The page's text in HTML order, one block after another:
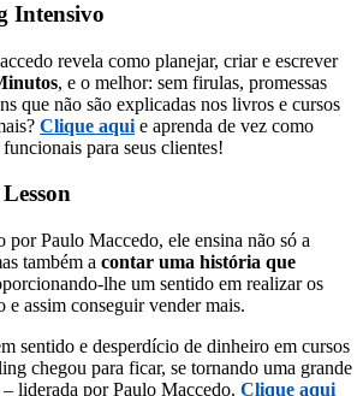
Intensivo
revela como planejar, criar e escrever
, e o melhor: sem firulas, promessas
que não são explicadas nos livros e cursos
Clique aqui e aprenda de vez como
para seus clientes!
por Paulo Maccedo, ele ensina não só a
também a contar uma história que
lhe um sentido em realizar os
e assim conseguir vender mais.
sentido e desperdício de dinheiro em cursos
chegou para ficar, se tornando uma grande
liderada por Paulo Maccedo. Clique aqui